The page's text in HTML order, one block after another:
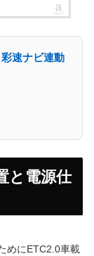
速ナビ連動
と電源仕
めにETC2.0車載